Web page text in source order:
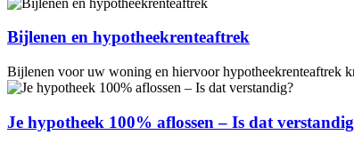
Bijlenen en hypotheekrenteaftrek
Bijlenen voor uw woning en hiervoor hypotheekrenteaftrek
Je hypotheek 100% aflossen – Is dat